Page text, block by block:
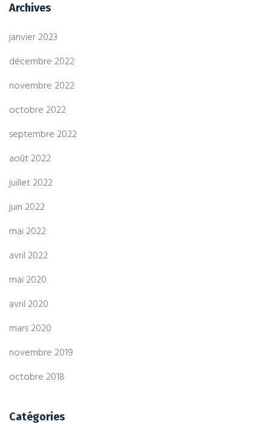
Archives
janvier 2023
décembre 2022
novembre 2022
octobre 2022
septembre 2022
août 2022
juillet 2022
juin 2022
mai 2022
avril 2022
mai 2020
avril 2020
mars 2020
novembre 2019
octobre 2018
Catégories